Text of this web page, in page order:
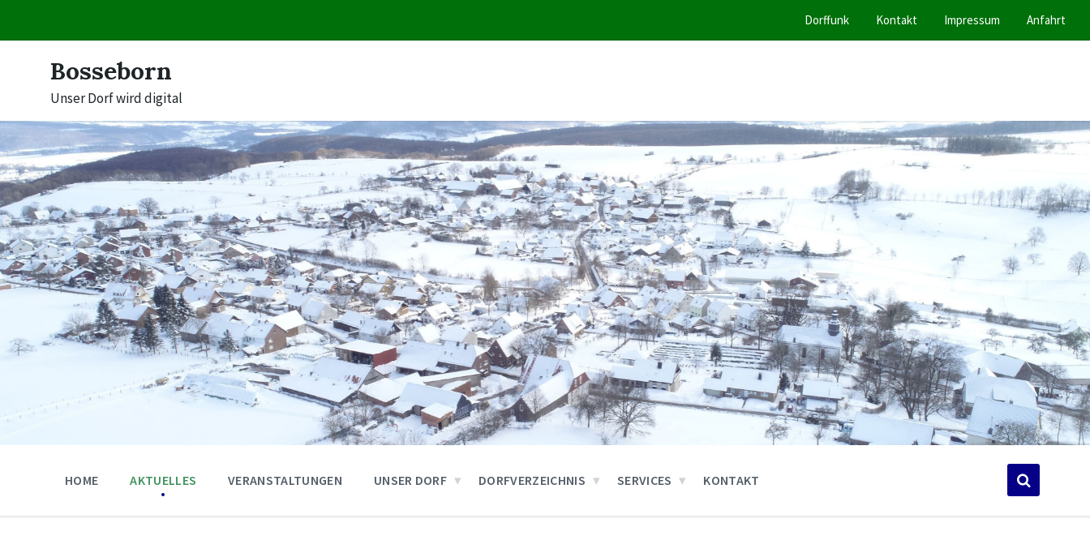
content
main
footer
Dorffunk Kontakt Impressum Anfahrt
Bosseborn
Unser Dorf wird digital
HOME AKTUELLES VERANSTALTUNGEN UNSER DORF DORFVERZEICHNIS SERVICES KONTAKT